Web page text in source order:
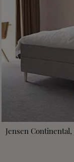
Jensen Continental,